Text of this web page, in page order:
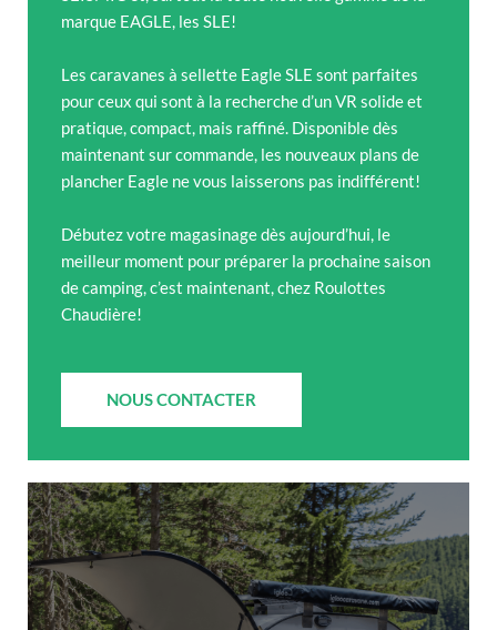
marque EAGLE, les SLE!
Les caravanes à sellette Eagle SLE sont parfaites
pour ceux qui sont à la recherche d’un VR solide et
pratique, compact, mais raffiné. Disponible dès
maintenant sur commande, les nouveaux plans de
plancher Eagle ne vous laisserons pas indifférent!
Débutez votre magasinage dès aujourd’hui, le
meilleur moment pour préparer la prochaine saison
de camping, c’est maintenant, chez Roulottes
Chaudière!
NOUS CONTACTER